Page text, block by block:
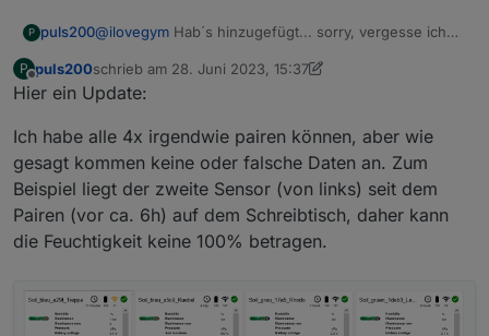
Ich werde versuchen, die restlichen beiden auch noch
zu pairen.
Raspberry 4 4GB:
P puls200@ilovegym Hab´s hinzugefügt... sorry, vergesse ich
P
Offline
puls200schrieb am 28. Juni 2023, 15:37
zuletzt editiert von puls200
Hier ein Update:
Ich habe alle 4x irgendwie pairen können, aber wie
gesagt kommen keine oder falsche Daten an. Zum
Beispiel liegt der zweite Sensor (von links) seit dem
Pairen (vor ca. 6h) auf dem Schreibtisch, daher kann
die Feuchtigkeit keine 100% betragen.